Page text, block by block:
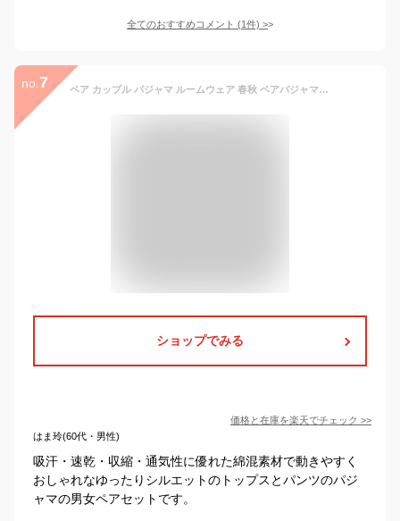
全てのおすすめコメント (1件) >
no. 7 ペア カップル パジャマ ルームウェア 春秋 ペアパジャマ カップルパジャマ 部屋着 セットアップ お揃い 綿 パジャマ レディース 寝巻き メンズパジャマ ペアルック ナイトウェア コットン プレゼント 記念日
ショップでみる
価格と在庫を楽天でチェック >>
はま玲(60代・男性)
吸汗・速乾・収縮・通気性に優れた綿混素材で動きやすく
おしゃれなゆったりシルエットのトップスとパンツのパジ
ャマの男女ペアセットです。